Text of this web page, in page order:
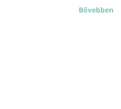
Bővebben